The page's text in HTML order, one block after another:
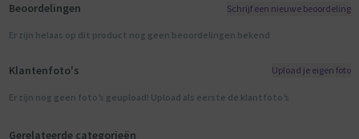
Beoordelingen Schrijf een nieuwe beoordeling
Er zijn helaas op dit product nog geen beoordelingen bekend
Klantenfoto's Upload je eigen foto
Er zijn nog geen foto’s geupload! Upload als eerste de klantfoto’s
Gerelateerde categorieën